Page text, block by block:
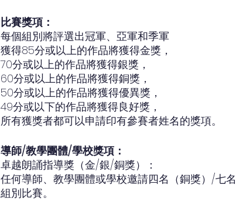
比賽獎項：
每個組別將評選出冠軍、亞軍和季軍
獲得85分或以上的作品將獲得金獎，
70分或以上的作品將獲得銀獎，
60分或以上的作品將獲得銅獎，
50分或以上的作品將獲得優異獎，
49分或以下的作品將獲得良好獎，
所有獲獎者都可以申請印有參賽者姓名的獎項。
導師/教學團體/學校獎項：
卓越朗誦指導獎（金/銀/銅獎）：
任何導師、教學團體或學校邀請四名（銅獎）/七
組別比賽。